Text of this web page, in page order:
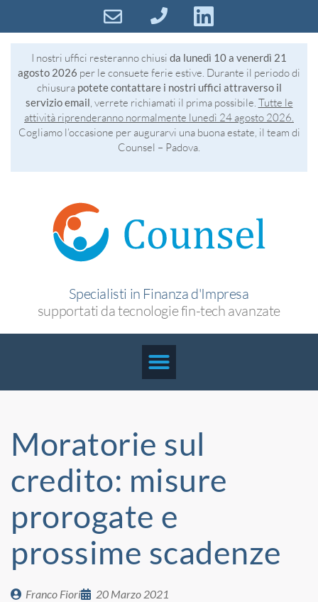
I nostri uffici resteranno chiusi da lunedì 10 a venerdì 21
agosto 2026 per le consuete ferie estive. Durante il periodo di
chiusura potete contattare i nostri uffici attraverso il
servizio email, verrete richiamati il prima possibile. Tutte le
attività riprenderanno normalmente lunedì 24 agosto 2026.
Cogliamo l’occasione per augurarvi una buona estate, il team di
Counsel – Padova.
Specialisti in Finanza d'Impresa
supportati da tecnologie fin-tech avanzate
Moratorie sul
credito: misure
prorogate e
prossime scadenze
Franco Fiori 20 Marzo 2021